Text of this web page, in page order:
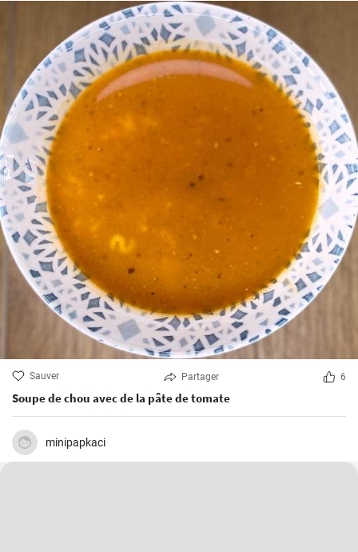
Sauver Partager 6
Soupe de chou avec de la pâte de tomate
minipapkaci